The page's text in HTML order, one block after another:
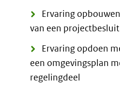
Ervaring
van een
Ervaring opdoen
een omgevingsplan
regelingdeel